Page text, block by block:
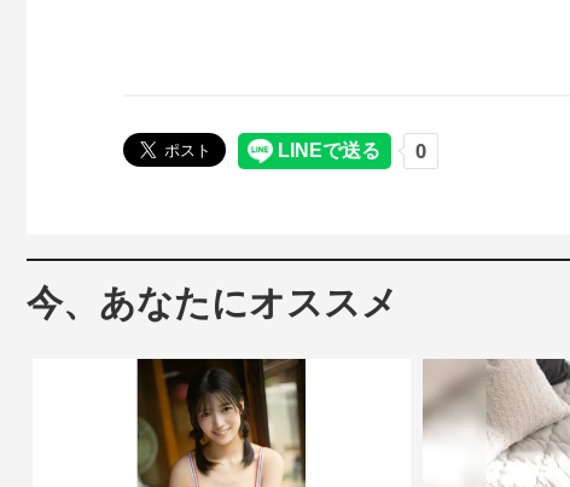
今、あなたにオススメ